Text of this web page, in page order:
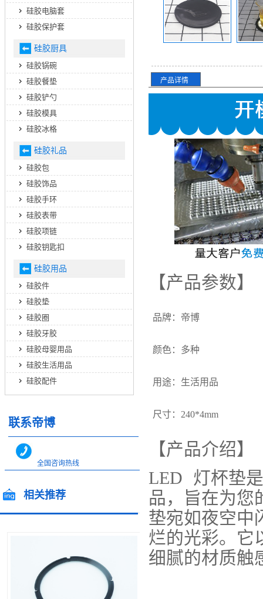
产品详情
【产品参数】
品牌：帝博
颜色：多种
用途：生活用品
尺寸：240*4mm
【产品介绍】
LED 灯杯垫
品，旨在为您
垫宛如夜空中
烂的光彩。它
细腻的材质触
硅胶电脑套
硅胶保护套
硅胶厨具
硅胶锅碗
硅胶餐垫
硅胶铲勺
硅胶模具
硅胶冰格
硅胶礼品
硅胶包
硅胶饰品
硅胶手环
硅胶表带
硅胶项链
硅胶钥匙扣
硅胶用品
硅胶件
硅胶垫
硅胶圈
硅胶牙胶
硅胶母婴用品
硅胶生活用品
硅胶配件
联系帝博
全国咨询热线
全国咨询热线
相关推荐